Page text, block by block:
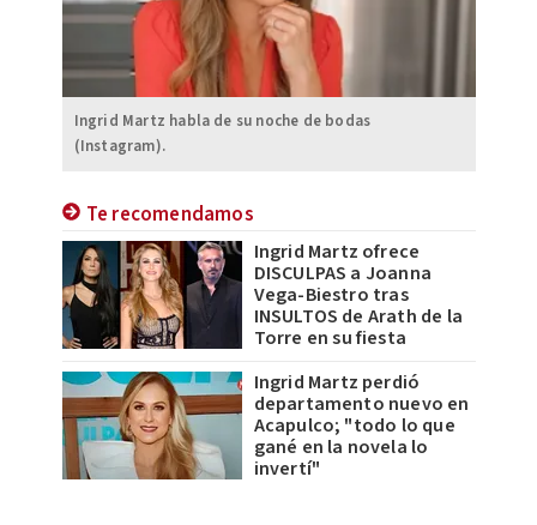
Ingrid Martz habla de su noche de bodas
(Instagram).
Te recomendamos
Ingrid Martz ofrece
DISCULPAS a Joanna
Vega-Biestro tras
INSULTOS de Arath de la
Torre en su fiesta
Ingrid Martz perdió
departamento nuevo en
Acapulco; "todo lo que
gané en la novela lo
invertí"